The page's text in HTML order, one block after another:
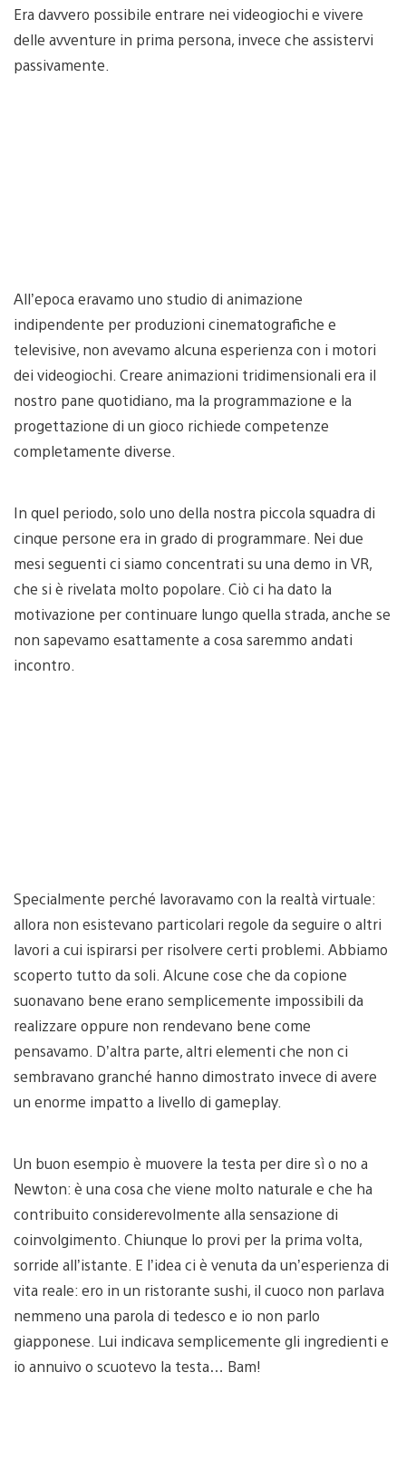
Era davvero possibile entrare nei videogiochi e vivere
delle avventure in prima persona, invece che assistervi
passivamente.
All’epoca eravamo uno studio di animazione
indipendente per produzioni cinematografiche e
televisive, non avevamo alcuna esperienza con i motori
dei videogiochi. Creare animazioni tridimensionali era il
nostro pane quotidiano, ma la programmazione e la
progettazione di un gioco richiede competenze
completamente diverse.
In quel periodo, solo uno della nostra piccola squadra di
cinque persone era in grado di programmare. Nei due
mesi seguenti ci siamo concentrati su una demo in VR,
che si è rivelata molto popolare. Ciò ci ha dato la
motivazione per continuare lungo quella strada, anche se
non sapevamo esattamente a cosa saremmo andati
incontro.
Specialmente perché lavoravamo con la realtà virtuale:
allora non esistevano particolari regole da seguire o altri
lavori a cui ispirarsi per risolvere certi problemi. Abbiamo
scoperto tutto da soli. Alcune cose che da copione
suonavano bene erano semplicemente impossibili da
realizzare oppure non rendevano bene come
pensavamo. D’altra parte, altri elementi che non ci
sembravano granché hanno dimostrato invece di avere
un enorme impatto a livello di gameplay.
Un buon esempio è muovere la testa per dire sì o no a
Newton: è una cosa che viene molto naturale e che ha
contribuito considerevolmente alla sensazione di
coinvolgimento. Chiunque lo provi per la prima volta,
sorride all’istante. E l’idea ci è venuta da un’esperienza di
vita reale: ero in un ristorante sushi, il cuoco non parlava
nemmeno una parola di tedesco e io non parlo
giapponese. Lui indicava semplicemente gli ingredienti e
io annuivo o scuotevo la testa… Bam!